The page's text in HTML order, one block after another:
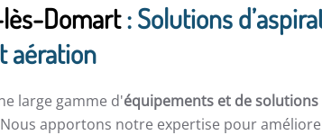
Domart: Solutions
aération
large gamme d'équipements et de
apportons notre expertise pour